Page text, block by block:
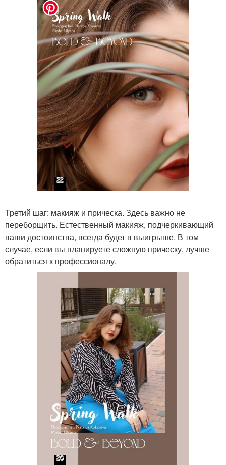
Третий шаг: макияж и прическа. Здесь важно не
переборщить. Естественный макияж, подчеркивающий
ваши достоинства, всегда будет в выигрыше. В том
случае, если вы планируете сложную прическу, лучше
обратиться к профессионалу.